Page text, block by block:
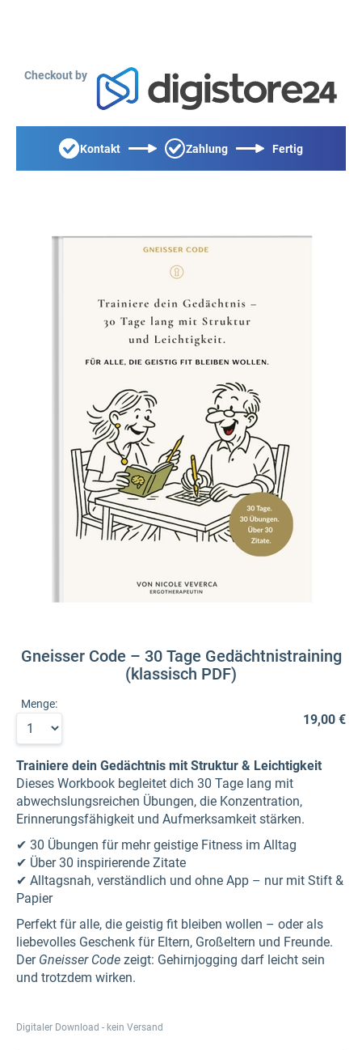
Checkout by
Kontakt Zahlung Fertig
Gneisser Code – 30 Tage Gedächtnistraining
(klassisch PDF)
Menge:
19,00 €
Trainiere dein Gedächtnis mit Struktur & Leichtigkeit
Dieses Workbook begleitet dich 30 Tage lang mit
abwechslungsreichen Übungen, die Konzentration,
Erinnerungsfähigkeit und Aufmerksamkeit stärken.
✔ 30 Übungen für mehr geistige Fitness im Alltag
✔ Über 30 inspirierende Zitate
✔ Alltagsnah, verständlich und ohne App – nur mit Stift &
Papier
Perfekt für alle, die geistig fit bleiben wollen – oder als
liebevolles Geschenk für Eltern, Großeltern und Freunde.
Der Gneisser Code zeigt: Gehirnjogging darf leicht sein
und trotzdem wirken.
Digitaler Download - kein Versand